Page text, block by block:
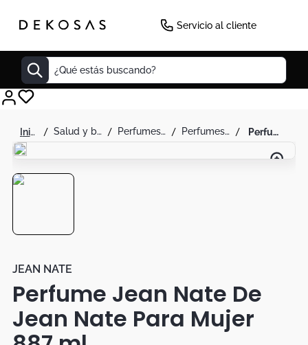
Servicio al cliente
¿Qué estás buscando?
salud y belleza perfumes y splash perfumes para mujer perfume jean nate de jean nate para mujer 887 ml
JEAN NATE
Perfume Jean Nate De
Jean Nate Para Mujer
Decoracion
Botas
Lamparas
Bibliotecas
Duvet
Mesas Noche